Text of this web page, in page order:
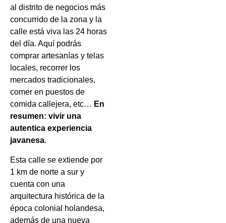
al distrito de negocios más
concurrido de la zona y la
calle está viva las 24 horas
del día. Aquí podrás
comprar artesanías y telas
locales, recorrer los
mercados tradicionales,
comer en puestos de
comida callejera, etc… En
resumen: vivir una
autentica experiencia
javanesa.
Esta calle se extiende por
1 km de norte a sur y
cuenta con una
arquitectura histórica de la
época colonial holandesa,
además de una nueva